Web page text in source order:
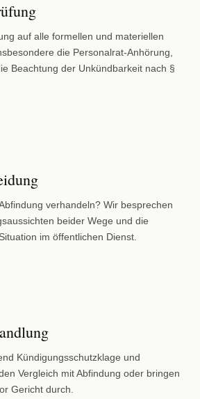
auf alle formellen und materiellen
die Personalrat-Anhörung,
Beachtung der Unkündbarkeit nach §
verhandeln? Wir besprechen
beider Wege und die
im öffentlichen Dienst.
Kündigungsschutzklage und
Vergleich mit Abfindung oder bringen
Gericht durch.